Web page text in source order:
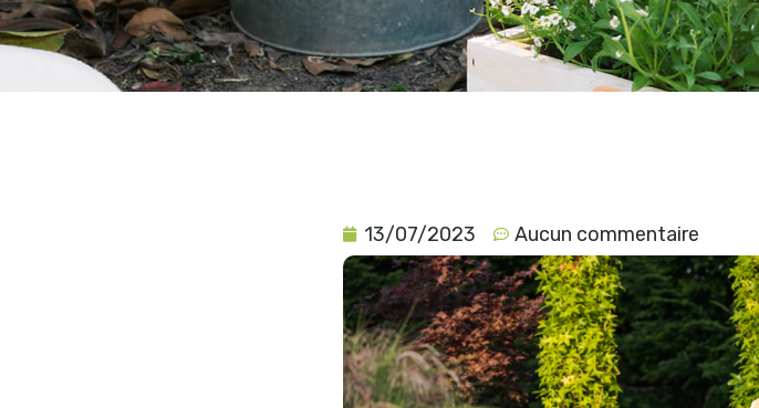
13/07/2023 Aucun commentaire